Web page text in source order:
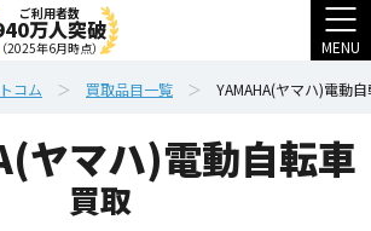
ご利用者数
万人突破
2025年6月時点） MENU
コム 買取品目一覧 YAMAHA(ヤマハ)電動
ヤマハ)電動自転車
買取